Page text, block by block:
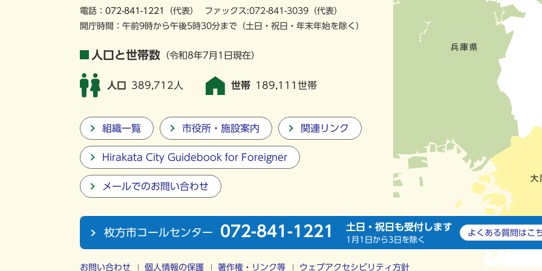
電話： 072-841-1221 （代表） ファックス:072-841-3039（代表）
開庁時間：午前9時から午後5時30分まで （土日・祝日・年末年始を除く）
人口と世帯数 （令和8年7月1日現在）
人口 389,712人 世帯 189,111世帯
組織一覧 市役所・施設案内 関連リンク
Hirakata City Guidebook for Foreigner
メールでのお問い合わせ
枚方市コールセンター 072-841-1221 土日・祝日も受付します
1月1日から3日を除く
よくある質問は こ
お問い合わせ 個人情報の保護 著作権・リンク等 ウェブアクセシビリティ方針